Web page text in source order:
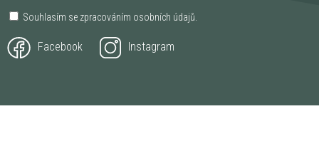
Souhlasím se zpracováním osobních údajů.
Facebook Instagram